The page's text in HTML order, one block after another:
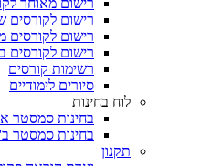
רישום מאוחר
רישום לקורסים
רישום לקורסים
רישום לקורסים
רשימות קורסים
סיורים לימודיים
לוח בחינות
בחינות סמסטר
בחינות סמסטר
תקנון